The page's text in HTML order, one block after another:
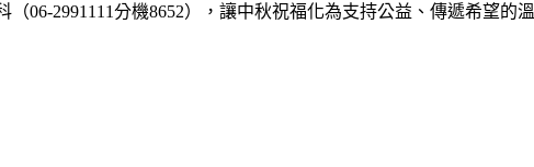
06-2991111分機8652），讓中秋祝福化為支持公益、傳遞希望的